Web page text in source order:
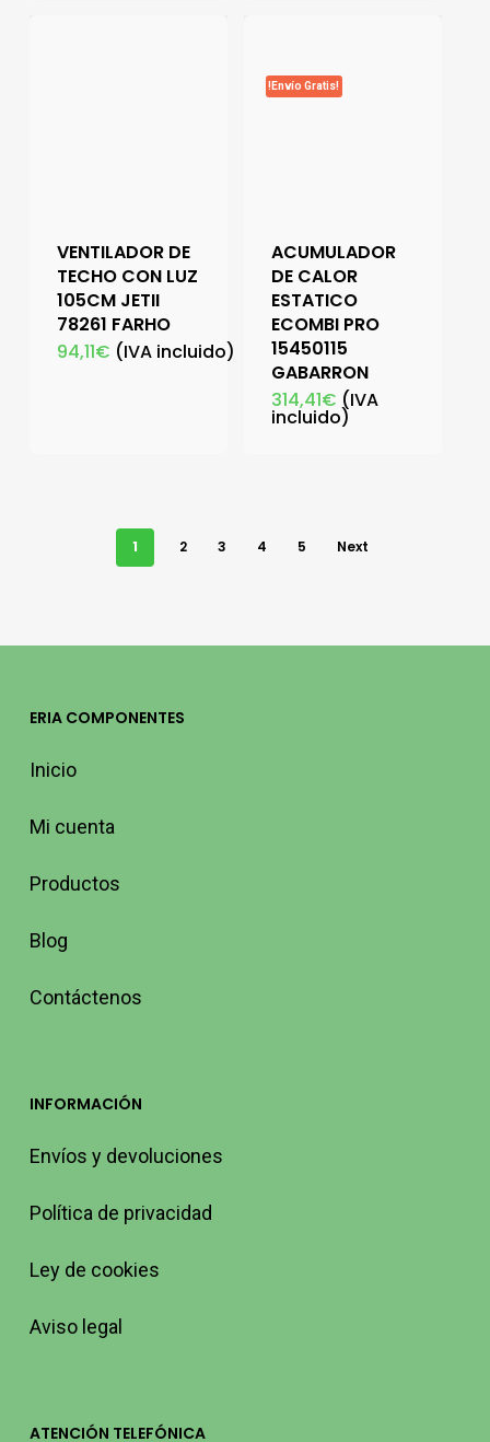
VENTILADOR DE
TECHO CON LUZ
105CM JETII
78261 FARHO
94,11€ (IVA incluido)
ACUMULADOR
DE CALOR
ESTATICO
ECOMBI PRO
15450115
GABARRON
314,41€ (IVA
incluido)
!Envío Gratis!
1 2 3 4 5 Next
ERIA COMPONENTES
Inicio
Mi cuenta
Productos
Blog
Contáctenos
INFORMACIÓN
Envíos y devoluciones
Política de privacidad
Ley de cookies
Aviso legal
ATENCIÓN TELEFÓNICA